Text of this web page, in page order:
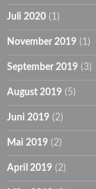
Juli 2020 (1)
November 2019 (1)
September 2019 (3)
August 2019 (5)
Juni 2019 (2)
Mai 2019 (2)
April 2019 (2)